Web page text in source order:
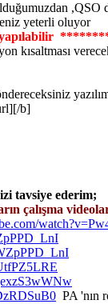
,QSO
yeterli oluyor
yapılabilir
kısaltması
b]
tavsiye ederim;
çalışma
PA 'nın